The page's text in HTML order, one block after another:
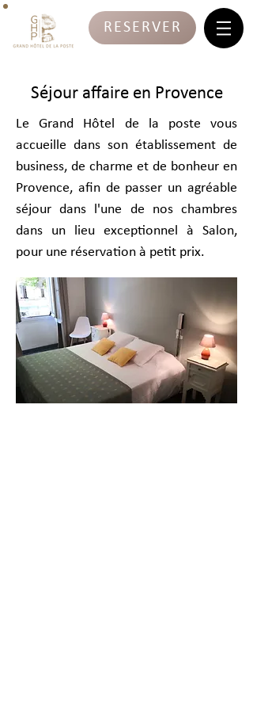
RESERVER
Séjour affaire en Provence
Le Grand Hôtel de la poste vous
accueille dans son établissement de
business, de charme et de bonheur en
Provence, afin de passer un agréable
séjour dans l'une de nos chambres
dans un lieu exceptionnel à Salon,
pour une réservation à petit prix.